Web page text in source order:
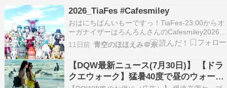
2026_TiaFes #Cafesmiley
おはにちばんいもーですっ！TiaFes-23:00からオ
ーガナイザーはろんろんさんのCafesmiley2026に
おじゃましました！(•ᴗ•)/ #ティアフェスいよいよ
明日OPENだぉ✩.*˚#ろんろーん#Cafesmiley2026
pic.twitter.com/sRFAo6…
11日前 青空のほほえみ＠糸
【DQW最新ニュース(7月30日)】 【ドラ
クエウォーク】猛暑40度で昼のウォーク